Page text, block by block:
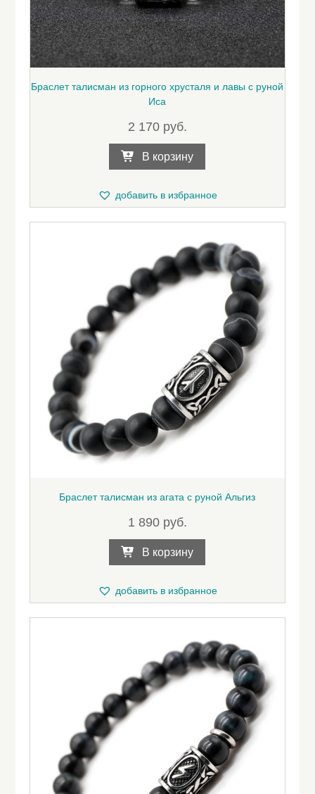
Браслет талисман из горного хрусталя и лавы с руной
Иса
2 170 руб.
В корзину
добавить в избранное
Браслет талисман из агата с руной Альгиз
1 890 руб.
В корзину
добавить в избранное